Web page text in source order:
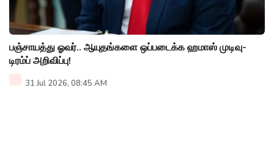
பஞ்சாயத்து ஓவர்.. ஆயுதங்களை ஒப்படைக்க ஹமாஸ் முடிவு-
டிரம்ப் அறிவிப்பு!
31 Jul 2026, 08:45 AM